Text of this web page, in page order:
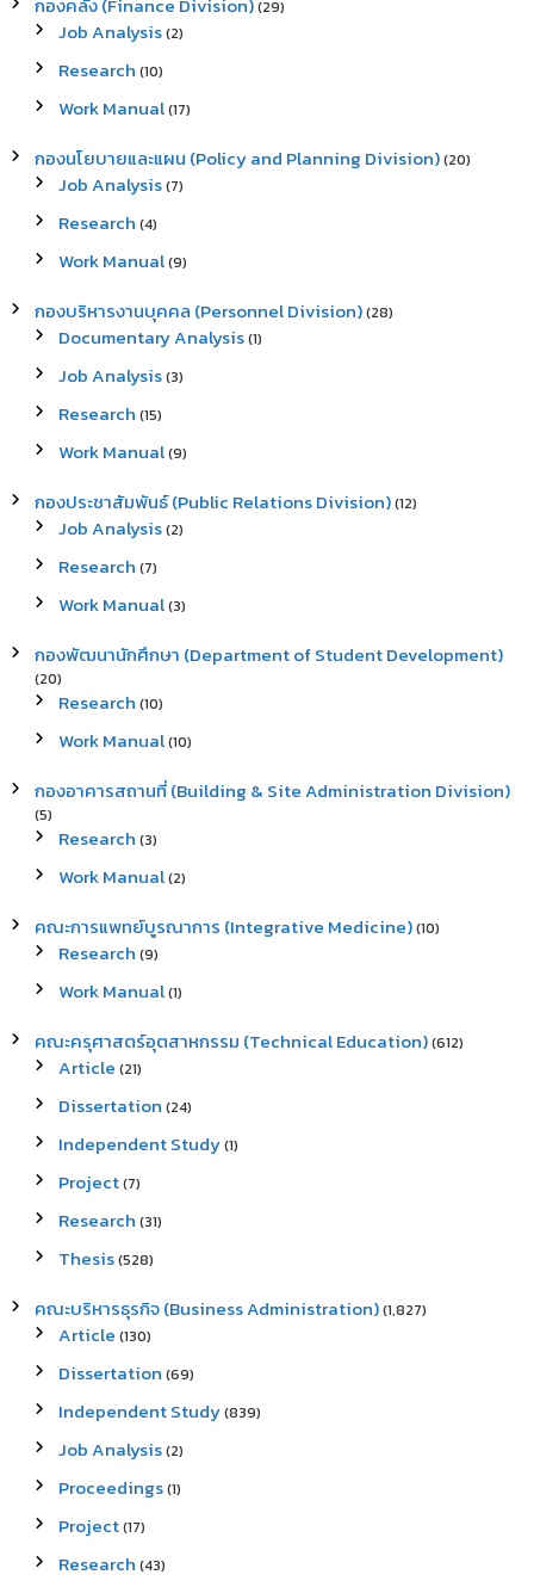
กองคลัง (Finance Division)(29)
Job Analysis(2)
Research (10)
Work Manual(17)
กองนโยบายและแผน (Policy and Planning Division)(20)
Job Analysis(7)
Research (4)
Work Manual(9)
กองบริหารงานบุคคล (Personnel Division)(28)
Documentary Analysis(1)
Job Analysis(3)
Research (15)
Work Manual(9)
กองประชาสัมพันธ์ (Public Relations Division)(12)
Job Analysis(2)
Research (7)
Work Manual(3)
กองพัฒนานักศึกษา (Department of Student Development)
(20)
Research (10)
Work Manual(10)
กองอาคารสถานที่ (Building & Site Administration Division)
(5)
Research (3)
Work Manual(2)
คณะการแพทย์บูรณาการ (Integrative Medicine)(10)
Research (9)
Work Manual(1)
คณะครุศาสตร์อุตสาหกรรม (Technical Education)(612)
Article (21)
Dissertation (24)
Independent Study(1)
Project(7)
Research (31)
Thesis(528)
คณะบริหารธุรกิจ (Business Administration)(1,827)
Article (130)
Dissertation (69)
Independent Study(839)
Job Analysis(2)
Proceedings(1)
Project(17)
Research (43)